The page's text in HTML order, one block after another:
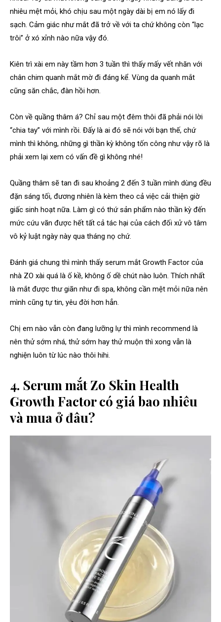
nhiêu mệt mỏi, khó chịu sau một ngày dài bị em nó lấy đi
sạch. Cảm giác như mắt đã trở về với ta chứ không còn “lạc
trôi” ở xó xỉnh nào nữa vậy đó.
Kiên trì xài em này tầm hơn 3 tuần thì thấy mấy vết nhăn với
chân chim quanh mắt mờ đi đáng kể. Vùng da quanh mắt
cũng săn chắc, đàn hồi hơn.
Còn về quầng thâm á? Chỉ sau một đêm thôi đã phải nói lời
“chia tay” với mình rồi. Đấy là ai đó sẽ nói với bạn thế, chứ
mình thì không, những gì thần kỳ không tốn công như vậy rõ là
phải xem lại xem có vấn đề gì không nhé!
Quầng thâm sẽ tan đi sau khoảng 2 đến 3 tuần mình dùng đều
đặn sáng tối, đương nhiên là kèm theo cả việc cải thiện giờ
giấc sinh hoạt nữa. Làm gì có thứ sản phẩm nào thần kỳ đến
mức cứu vãn được hết tất cả tác hại của cách đối xử vô tâm
vô kỷ luật ngày này qua tháng nọ chứ.
Đánh giá chung thì mình thấy serum mắt Growth Factor của
nhà ZO xài quá là ố kề, không ố dề chút nào luôn. Thích nhất
là mắt được thư giãn như đi spa, không cần mệt mỏi nữa nên
mình cũng tự tin, yêu đời hơn hẳn.
Chị em nào vẫn còn đang lưỡng lự thì mình recommend là
nên thử sớm nhá, thử sớm hay thử muộn thì xong vẫn là
nghiện luôn từ lúc nào thôi hihi.
4. Serum mắt Zo Skin Health
Growth Factor có giá bao nhiêu
và mua ở đâu?